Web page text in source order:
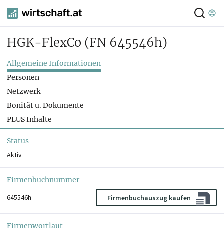
HGK-FlexCo (FN 645546h)
Allgemeine Informationen
Personen
Netzwerk
Bonität u. Dokumente
PLUS Inhalte
Status
Aktiv
Firmenbuchnummer
645546h
Firmenbuchauszug kaufen
Firmenwortlaut